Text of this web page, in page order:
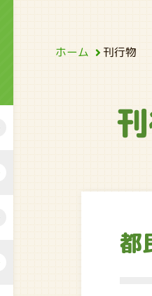
ホーム 刊行物
都